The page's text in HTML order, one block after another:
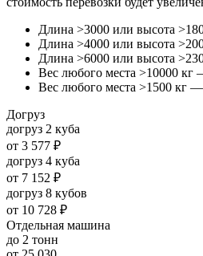
Длина >3000 или высота
Длина >4000 или высота
Длина >6000 или высота
Вес любого места >10000 кг
Вес любого места >1500 кг
Догруз
догруз 2 куба
от 3 577 ₽
догруз 4 куба
от 7 152 ₽
догруз 8 кубов
от 10 728 ₽
Отдельная машина
до 2 тонн